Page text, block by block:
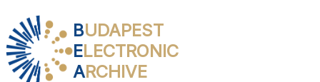
BUDAPEST
ELECTRONIC
ARCHIVE